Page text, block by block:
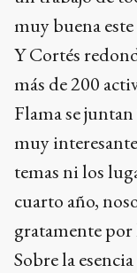
muy buena este
Y Cortés
más de 200
Flama se
muy
temas ni los
cuarto año,
gratamente
Sobre la